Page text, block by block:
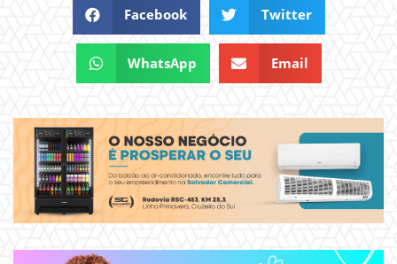
Facebook Twitter
WhatsApp Email